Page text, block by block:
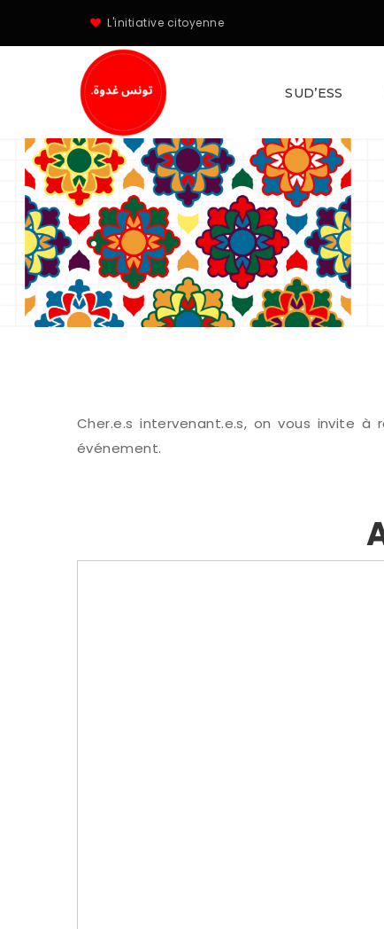
L'initiative citoyenne
SUD’ESS
.
Cher.e.s intervenant.e.s, on vous invite
événement.